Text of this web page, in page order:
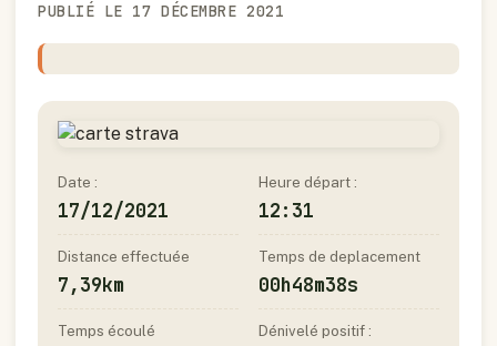
PUBLIÉ LE 17 DÉCEMBRE 2021
Date :
17/12/2021
Heure départ :
12:31
Distance effectuée
7,39km
Temps de deplacement
00h48m38s
Temps écoulé Dénivelé positif :